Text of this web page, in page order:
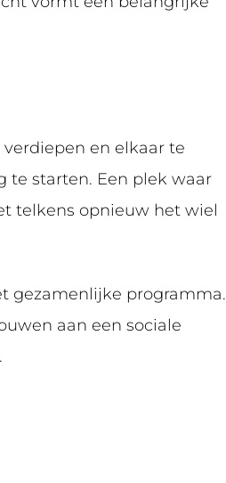
en elkaar te
te starten. Een plek waar
telkens opnieuw het wiel
gezamenlijke programma.
aan een sociale